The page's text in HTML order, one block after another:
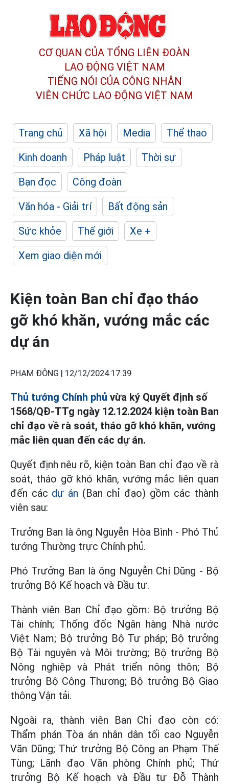
CƠ QUAN CỦA TỔNG LIÊN ĐOÀN
LAO ĐỘNG VIỆT NAM
TIẾNG NÓI CỦA CÔNG NHÂN
VIÊN CHỨC LAO ĐỘNG VIỆT NAM
Trang chủ Xã hội Media
Thể thao
Kinh doanh
Pháp luật
Thời sự
Bạn đọc
Công đoàn
Văn hóa - Giải trí
Bất động sản
Sức khỏe
Thế giới
Xe +
Xem giao diện mới
Kiện toàn Ban chỉ đạo tháo
gỡ khó khăn, vướng mắc các
dự án
PHẠM ĐÔNG | 12/12/2024 17:39
Thủ tướng Chính phủ vừa ký Quyết định số
1568/QĐ-TTg ngày 12.12.2024 kiện toàn Ban
chỉ đạo về rà soát, tháo gỡ khó khăn, vướng
mắc liên quan đến các dự án.
Quyết định nêu rõ, kiện toàn Ban chỉ đạo về rà
soát, tháo gỡ khó khăn, vướng mắc liên quan
đến các dự án (Ban chỉ đạo) gồm các thành
viên sau:
Trưởng Ban là ông Nguyễn Hòa Bình - Phó Thủ
tướng Thường trực Chính phủ.
Phó Trưởng Ban là ông Nguyễn Chí Dũng - Bộ
trưởng Bộ Kế hoạch và Đầu tư.
Thành viên Ban Chỉ đạo gồm: Bộ trưởng Bộ
Tài chính; Thống đốc Ngân hàng Nhà nước
Việt Nam; Bộ trưởng Bộ Tư pháp; Bộ trưởng
Bộ Tài nguyên và Môi trường; Bộ trưởng Bộ
Nông nghiệp và Phát triển nông thôn; Bộ
trưởng Bộ Công Thương; Bộ trưởng Bộ Giao
thông Vận tải.
Ngoài ra, thành viên Ban Chỉ đạo còn có:
Thẩm phán Tòa án nhân dân tối cao Nguyễn
Văn Dũng; Thứ trưởng Bộ Công an Phạm Thế
Tùng; Lãnh đạo Văn phòng Chính phủ; Thứ
trưởng Bộ Kế hoạch và Đầu tư Đỗ Thành